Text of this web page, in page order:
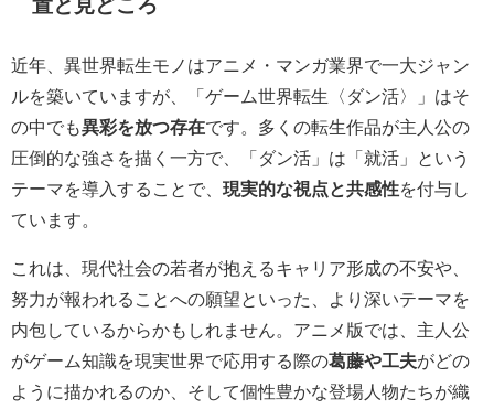
置と見どころ
近年、異世界転生モノはアニメ・マンガ業界で一大ジャン
ルを築いていますが、「ゲーム世界転生〈ダン活〉」はそ
の中でも異彩を放つ存在です。多くの転生作品が主人公の
圧倒的な強さを描く一方で、「ダン活」は「就活」という
テーマを導入することで、 現実的な視点と共感性を付与し
ています。
これは、現代社会の若者が抱えるキャリア形成の不安や、
努力が報われることへの願望といった、より深いテーマを
内包しているからかもしれません。アニメ版では、主人公
がゲーム知識を現実世界で応用する際の葛藤や工夫がどの
ように描かれるのか、そして個性豊かな登場人物たちが織